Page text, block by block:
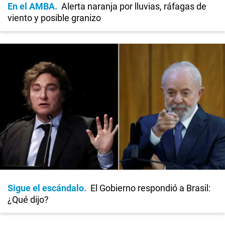
En el AMBA
Alerta naranja por lluvias, ráfagas de
viento y posible granizo
Sigue el escándalo
El Gobierno respondió a Brasil:
¿Qué dijo?